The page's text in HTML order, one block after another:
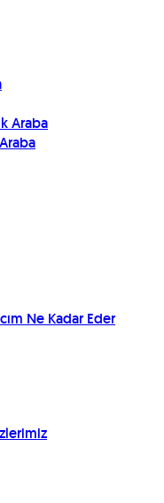
Araba
Ne Kadar Eder